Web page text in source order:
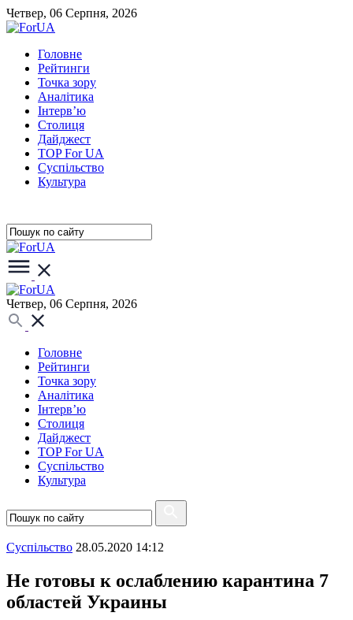
Четвер, 06 Серпня, 2026
Головне
Рейтинги
Точка зору
Аналітика
Інтерв’ю
Столиця
Дайджест
TOP For UA
Суспiльство
Культура
Четвер, 06 Серпня, 2026
Головне
Рейтинги
Точка зору
Аналітика
Інтерв’ю
Столиця
Дайджест
TOP For UA
Суспiльство
Культура
Суспiльство 28.05.2020 14:12
Не готовы к ослаблению карантина 7
областей Украины